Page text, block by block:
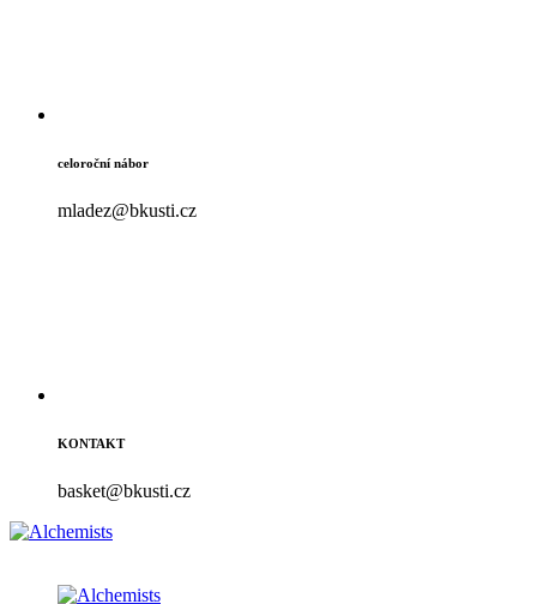
celoroční nábor
mladez@bkusti.cz
KONTAKT
basket@bkusti.cz